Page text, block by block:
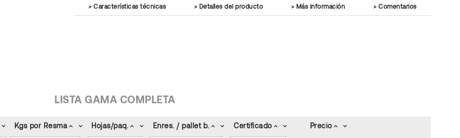
Características técnicas Detalles del producto Más información Comentarios
LISTA GAMA COMPLETA
keyboard_arrow_down Kgs por Resma keyboard_arrow_up keyboard_arrow_down Hojas/paq. keyboard_arrow_up keyboard_arrow_down Enres. / pallet b. keyboard_arrow_up keyboard_arrow_down Certificadokeyboard_arrow_up keyboard_arrow_down Preciokeyboard_arrow_up keyboard_arrow_down